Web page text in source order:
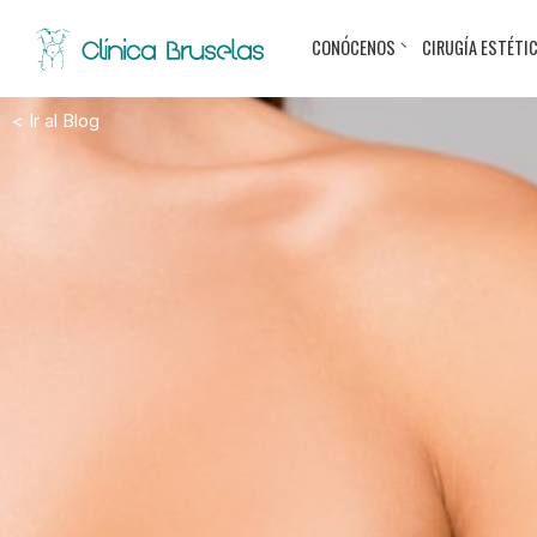
CONÓCENOS CIRUGÍA
< Ir al Blog